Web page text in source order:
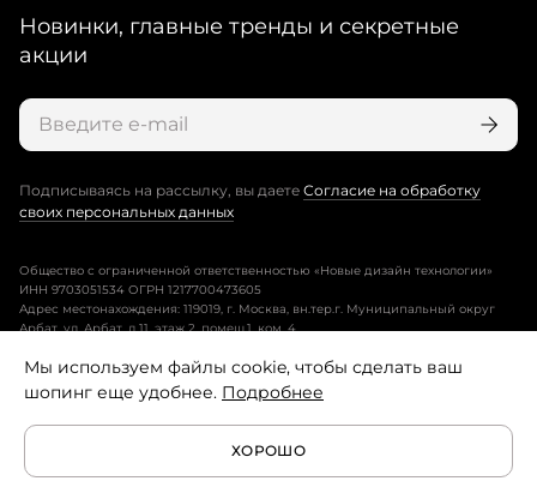
Новинки, главные тренды и секретные
акции
Подписываясь на рассылку, вы даете Согласие на обработку
своих персональных данных
Общество с ограниченной ответственностью «Новые дизайн технологии»
ИНН 9703051534 ОГРН 1217700473605
Адрес местонахождения: 119019, г. Москва, вн.тер.г. Муниципальный округ
Арбат, ул. Арбат, д.11, этаж 2, помещ.1, ком. 4.
Пользовательское соглашение
Политика конфиденциальности
Условия программы лояльности
Мы используем файлы cookie, чтобы сделать ваш
шопинг еще удобнее. Подробнее
ХОРОШО